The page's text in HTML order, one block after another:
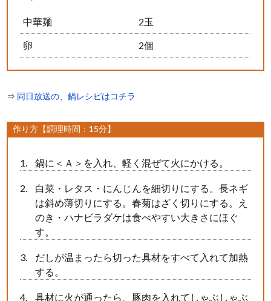
中華麺 2玉
卵 2個
⇒ 同日放送の、鍋レシピはコチラ
作り方【調理時間：15分】
鍋に＜Ａ＞を入れ、軽く混ぜて火にかける。
白菜・レタス・にんじんを細切りにする。長ネギ
は斜め薄切りにする。春菊はざく切りにする。え
のき・ハナビラダケは食べやすい大きさにほぐ
す。
だしが温まったら切った具材をすべて入れて加熱
する。
具材に火が通ったら、豚肉を入れてしゃぶしゃぶ